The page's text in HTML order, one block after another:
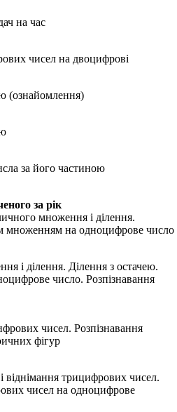
на час
чисел на двоцифрові
(ознайомлення)
за його частиною
за рік
множення і ділення.
множенням на одноцифрове число
і ділення. Ділення з остачею.
число. Розпізнавання
чисел. Розпізнавання
фігур
трицифрових чисел.
чисел на одноцифрове